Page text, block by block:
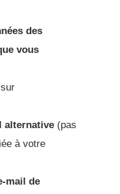
des
vous
alternative (pas
à votre
mail de